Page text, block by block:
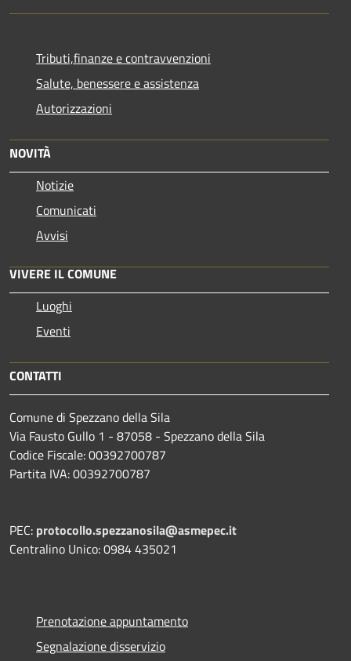
Tributi,finanze e contravvenzioni
Salute, benessere e assistenza
Autorizzazioni
NOVITÀ
Notizie
Comunicati
Avvisi
VIVERE IL COMUNE
Luoghi
Eventi
CONTATTI
Comune di Spezzano della Sila
Via Fausto Gullo 1 - 87058 - Spezzano della Sila
Codice Fiscale: 00392700787
Partita IVA: 00392700787
PEC: protocollo.spezzanosila@asmepec.it
Centralino Unico: 0984 435021
Prenotazione appuntamento
Segnalazione disservizio